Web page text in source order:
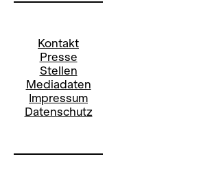
Kontakt
Presse
Stellen
Mediadaten
Impressum
Datenschutz